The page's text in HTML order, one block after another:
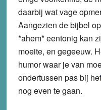
daarbij wat vage
Aangezien de bijbel
*ahem* eentonig kan
moeite, en gegeeuw.
humor waar je van
ondertussen pas bij het
nog even te gaan.